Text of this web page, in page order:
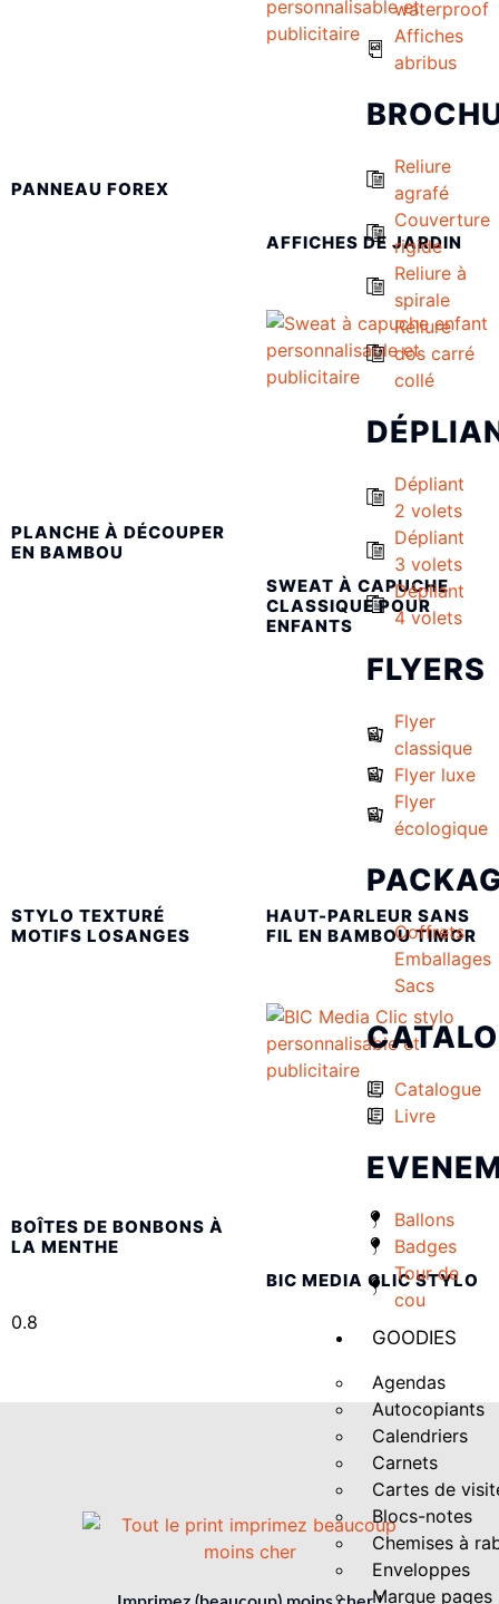
waterproof
Affiches
abribus
Reliure
agrafé
Couverture
rigide
Reliure à
spirale
Reliure
dos carré
collé
Dépliant
2 volets
Dépliant
3 volets
Dépliant
4 volets
FLYERS
Flyer
classique
Flyer luxe
Flyer
écologique
Coffrets
Emballages
Sacs
Catalogue
Livre
Ballons
Badges
Tour de
cou
GOODIES
Agendas
Autocopiants
Calendriers
Carnets
Cartes de
Blocs-notes
Chemises à
Enveloppes
Marque pages
PANNEAU FOREX
AFFICHES DE JARDIN
PLANCHE À DÉCOUPER
EN BAMBOU
SWEAT À CAPUCHE
CLASSIQUE POUR
ENFANTS
STYLO TEXTURÉ
MOTIFS LOSANGES
HAUT-PARLEUR SANS
FIL EN BAMBOU TIMOR
BOÎTES DE BONBONS À
LA MENTHE
BIC MEDIA CLIC STYLO